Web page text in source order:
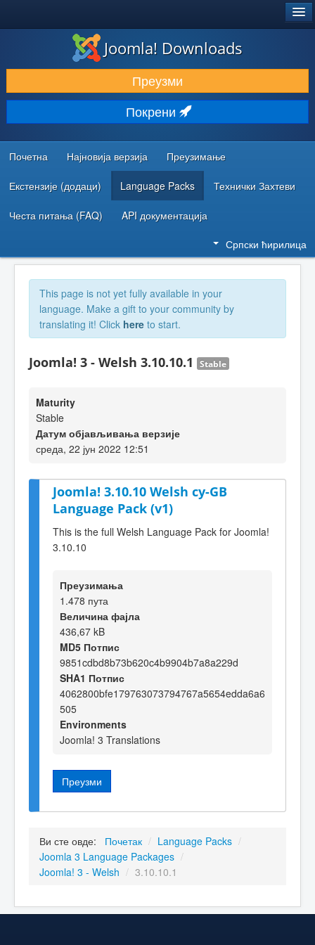
ПРЕУЗИМАЊЕ И ПРОШИРЕЊА (ЕКСТЕНЗИЈЕ)
ОТКРИЈТЕ И НАУЧИТЕ
ЗАЈЕДНИЦА И ПОДРШКА
РЕСУРСИ ЗА РАЗВОЈ
Joomla! Downloads
Преузми
Покрени
Почетна Најновија верзија Преузимање
Екстензије (додаци) Language Packs Технички Захтеви
Честа питања (FAQ) API документација
Српски ћирилица
This page is not yet fully available in your
language. Make a gift to your community by
translating it! Click here to start.
Joomla! 3 - Welsh 3.10.10.1 Stable
Maturity
Stable
Датум објављивања верзије
среда, 22 јун 2022 12:51
Joomla! 3.10.10 Welsh cy-GB
Language Pack (v1)
This is the full Welsh Language Pack for Joomla!
3.10.10
Преузимања
1.478 пута
Величина фајла
436,67 kB
MD5 Потпис
9851cdbd8b73b620c4b9904b7a8a229d
SHA1 Потпис
4062800bfe179763073794767a5654edda6a6
505
Environments
Joomla! 3 Translations
Преузми
Ви сте овде: Почетак / Language Packs /
Joomla 3 Language Packages /
Joomla! 3 - Welsh / 3.10.10.1